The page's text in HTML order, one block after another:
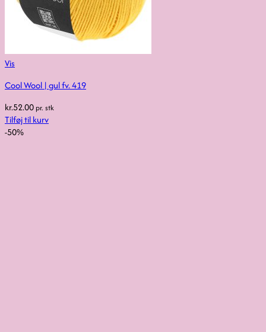
Vis
Cool Wool | gul fv. 419
kr.52.00pr. stk
Tilføj til kurv
-50%